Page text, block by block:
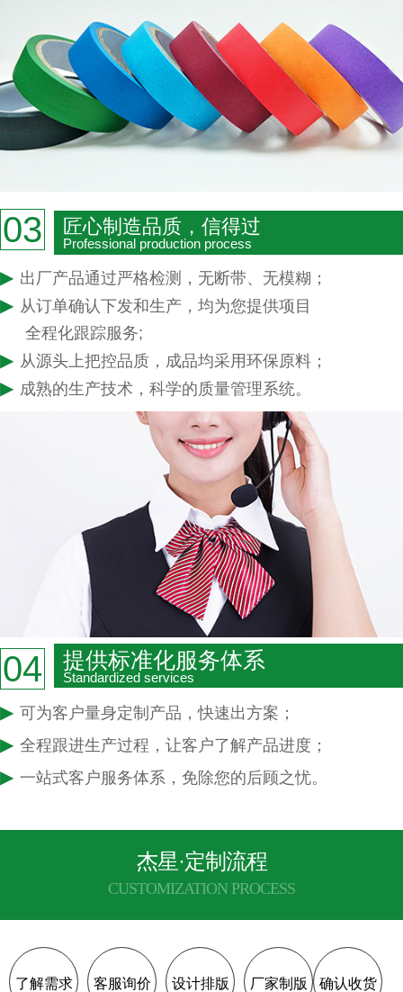
03 匠心制造品质，信得过
Professional production process
▶ 出厂产品通过严格检测，无断带、无模糊；
▶ 从订单确认下发和生产，均为您提供项目
全程化跟踪服务;
▶ 从源头上把控品质，成品均采用环保原料；
▶ 成熟的生产技术，科学的质量管理系统。
04 提供标准化服务体系
Standardized services
▶ 可为客户量身定制产品，快速出方案；
▶ 全程跟进生产过程，让客户了解产品进度；
▶ 一站式客户服务体系，免除您的后顾之忧。
杰星·定制流程
CUSTOMIZATION PROCESS
了解需求 客服询价 设计排版 厂家制版 确认收货